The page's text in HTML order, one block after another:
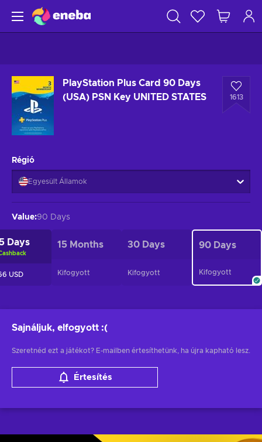
PlayStation Plus Card 90 Days
(USA) PSN Key UNITED STATES
1613
Sajnáljuk, elfogyott :(
Szeretnéd ezt a játékot? E-mailben értesíthetünk, ha újra kapható lesz.
Értesítés
Régió
Egyesült Államok
Value:90 Days
Days
USD
15 Months
Kifogyott
30 Days
Kifogyott
90 Days
Kifogyott